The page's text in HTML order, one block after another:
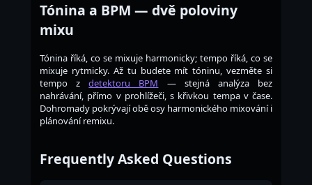
Tónina a BPM — dvě poloviny
mixu
Tónina říká, co se mixuje harmonicky; tempo říká, co se
mixuje rytmicky. Až tu budete mít tóninu, vezměte si
tempo zdetektoru BPM — stejná analýza bez
nahrávání, přímo v prohlížeči, s křivkou tempa v čase.
Dohromady pokrývají obě osy harmonického mixování i
plánování remixu.
Frequently Asked Questions